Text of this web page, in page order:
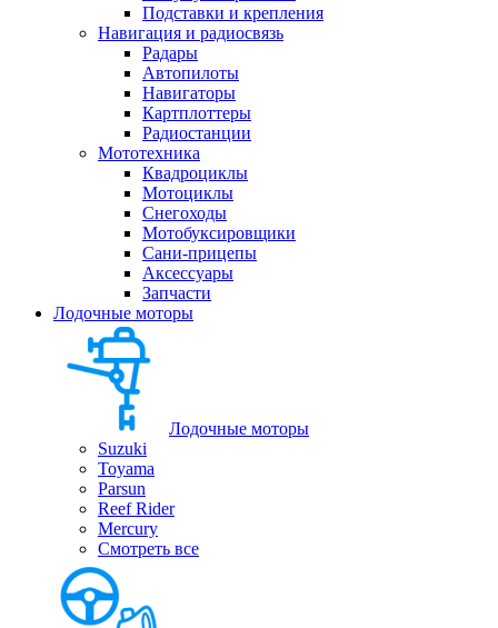
Подставки и крепления
Навигация и радиосвязь
Радары
Автопилоты
Навигаторы
Картплоттеры
Радиостанции
Мототехника
Квадроциклы
Мотоциклы
Снегоходы
Мотобуксировщики
Сани-прицепы
Аксессуары
Запчасти
Лодочные моторы
Лодочные моторы
Suzuki
Toyama
Parsun
Reef Rider
Mercury
Смотреть все